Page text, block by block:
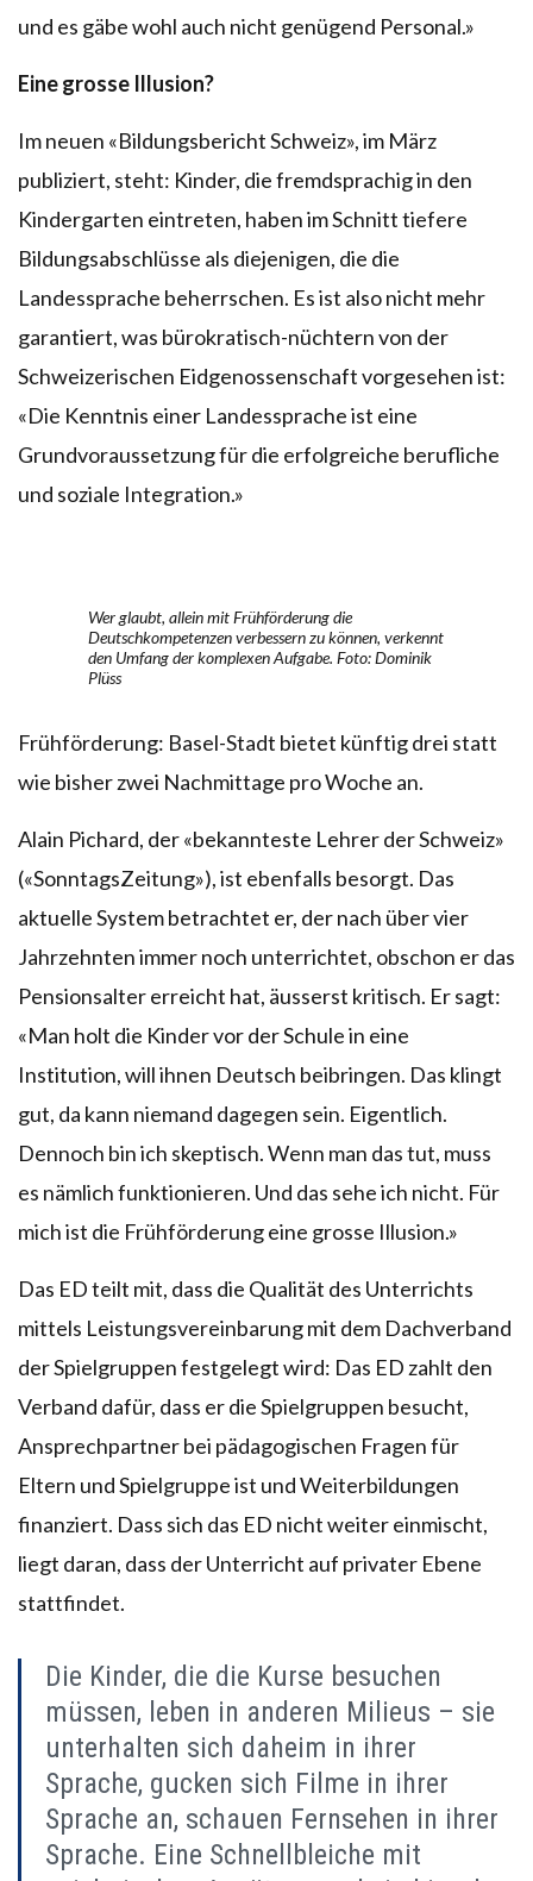
und es gäbe wohl auch nicht genügend Personal.»
Eine grosse Illusion?
Im neuen «Bildungsbericht Schweiz», im März
publiziert, steht: Kinder, die fremdsprachig in den
Kindergarten eintreten, haben im Schnitt tiefere
Bildungsabschlüsse als diejenigen, die die
Landessprache beherrschen. Es ist also nicht mehr
garantiert, was bürokratisch-nüchtern von der
Schweizerischen Eidgenossenschaft vorgesehen ist:
«Die Kenntnis einer Landessprache ist eine
Grundvoraussetzung für die erfolgreiche berufliche
und soziale Integration.»
Wer glaubt, allein mit Frühförderung die
Deutschkompetenzen verbessern zu können, verkennt
den Umfang der komplexen Aufgabe. Foto: Dominik
Plüss
Frühförderung: Basel-Stadt bietet künftig drei statt
wie bisher zwei Nachmittage pro Woche an.
Alain Pichard, der «bekannteste Lehrer der Schweiz»
(«SonntagsZeitung»), ist ebenfalls besorgt. Das
aktuelle System betrachtet er, der nach über vier
Jahrzehnten immer noch unterrichtet, obschon er das
Pensionsalter erreicht hat, äusserst kritisch. Er sagt:
«Man holt die Kinder vor der Schule in eine
Institution, will ihnen Deutsch beibringen. Das klingt
gut, da kann niemand dagegen sein. Eigentlich.
Dennoch bin ich skeptisch. Wenn man das tut, muss
es nämlich funktionieren. Und das sehe ich nicht. Für
mich ist die Frühförderung eine grosse Illusion.»
Das ED teilt mit, dass die Qualität des Unterrichts
mittels Leistungsvereinbarung mit dem Dachverband
der Spielgruppen festgelegt wird: Das ED zahlt den
Verband dafür, dass er die Spielgruppen besucht,
Ansprechpartner bei pädagogischen Fragen für
Eltern und Spielgruppe ist und Weiterbildungen
finanziert. Dass sich das ED nicht weiter einmischt,
liegt daran, dass der Unterricht auf privater Ebene
stattfindet.
Die Kinder, die die Kurse besuchen
müssen, leben in anderen Milieus – sie
unterhalten sich daheim in ihrer
Sprache, gucken sich Filme in ihrer
Sprache an, schauen Fernsehen in ihrer
Sprache. Eine Schnellbleiche mit